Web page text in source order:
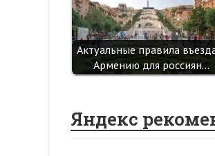
Актуальные правила
Армению для россиян…
Яндекс